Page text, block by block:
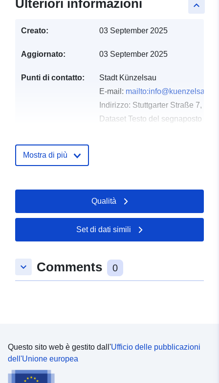
keyboard_arrow_up
Ulteriori informazioni
Creato: 03 September 2025
Aggiornato: 03 September 2025
Punti di contatto:
Stadt Künzelsau
E-mail:
Indirizzo: Stuttgarter Straße 7,
Dataset Testo del segnaposto
Registro del
catalogo:
Spaziale: Coordinate: [ [ 9.688109,
49.2768369 ], [ 9.6901917,
49.2768369 ], [ 9.6901917,
49.2748179 ], [ 9.688109,
http://data.europa.eu/eli/reg/2009/
uriRef:
Mostra di più
Qualità
Set di dati simili
keyboard_arrow_down Comments 0
Questo sito web è gestito dall'Ufficio delle pubblicazioni
dell'Unione europea